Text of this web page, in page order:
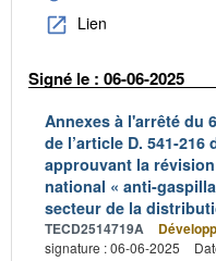
Lien
Signé le : 06-06-2025
Annexes à l'arrêté du
de l’article D. 541-
approuvant la
national « anti-
secteur de la
TECD2514719A
signature : 06-06-2025